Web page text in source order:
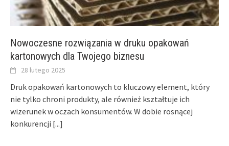
Nowoczesne rozwiązania w druku opakowań
kartonowych dla Twojego biznesu
28 lutego 2025
Druk opakowań kartonowych to kluczowy element, który
nie tylko chroni produkty, ale również kształtuje ich
wizerunek w oczach konsumentów. W dobie rosnącej
konkurencji [...]